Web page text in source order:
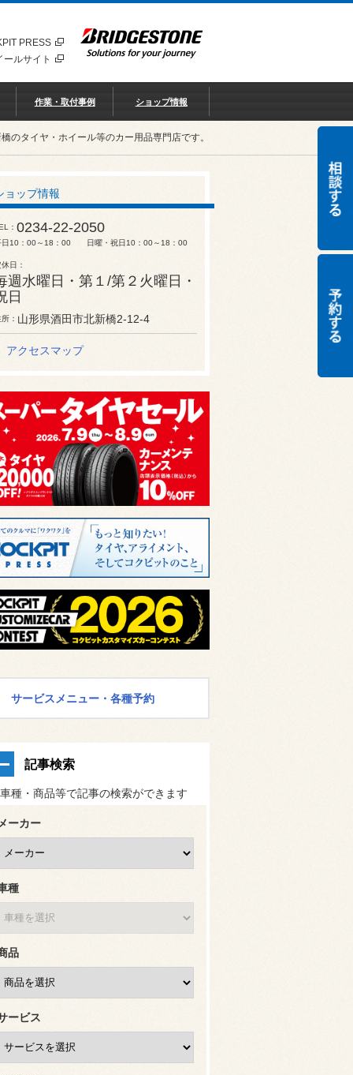
PRESS
ルサイト
作業・取付事例 ショップ情報
のタイヤ・ホイール等のカー用品専門店です。
ョップ情報
0234-22-2050
日10：00～18：00 日曜・祝日10：00～18：00
日
週水曜日・第１/第２火曜日・
日
所 山形県酒田市北新橋2-12-4
アクセスマップ
サービスメニュー・各種予約
記事検索
種・商品等で記事の検索ができます
ーカー
種
品
ービス